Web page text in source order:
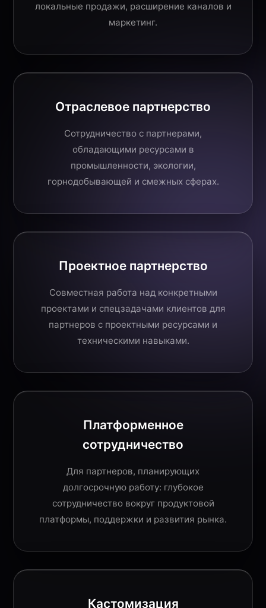
локальные продажи, расширение каналов и
маркетинг.
Отраслевое партнерство
Сотрудничество с партнерами,
обладающими ресурсами в
промышленности, экологии,
горнодобывающей и смежных сферах.
Проектное партнерство
Совместная работа над конкретными
проектами и спецзадачами клиентов для
партнеров с проектными ресурсами и
техническими навыками.
Платформенное
сотрудничество
Для партнеров, планирующих
долгосрочную работу: глубокое
сотрудничество вокруг продуктовой
платформы, поддержки и развития рынка.
Кастомизация